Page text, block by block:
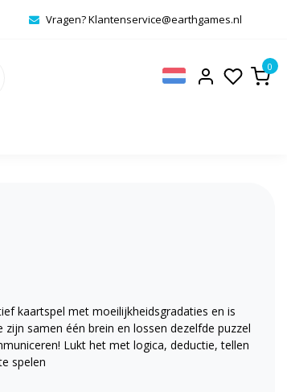
Vragen?Klantenservice@earthgames.nl
0
kaartspel met moeilijkheidsgradaties en is
zijn samen één brein en lossen dezelfde puzzel
Lukt het met logica, deductie, tellen
spelen